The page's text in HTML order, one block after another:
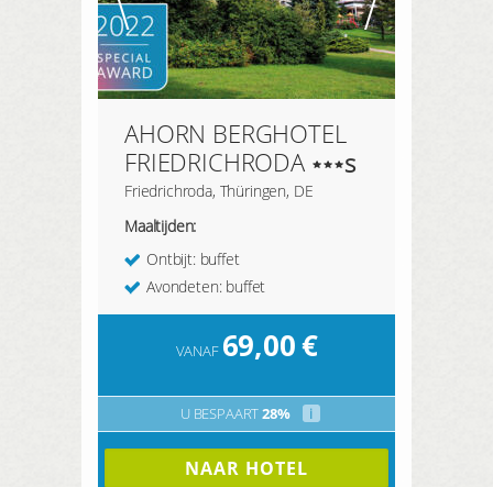
AHORN BERGHOTEL
FRIEDRICHRODA
s
Friedrichroda, Thüringen, DE
Maaltijden:
Ontbijt: buffet
Avondeten: buffet
VANAF 69,00€
U BESPAART28% i
NAAR HOTEL